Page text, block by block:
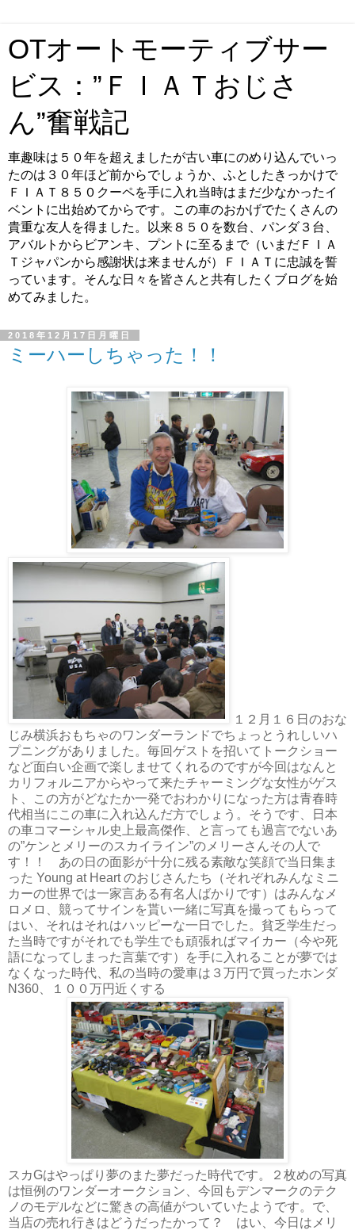
OTオートモーティブサー
ビス：”ＦＩＡＴおじさ
ん”奮戦記
車趣味は５０年を超えましたが古い車にのめり込んでいっ
たのは３０年ほど前からでしょうか、ふとしたきっかけで
ＦＩＡＴ８５０クーペを手に入れ当時はまだ少なかったイ
ベントに出始めてからです。この車のおかげでたくさんの
貴重な友人を得ました。以来８５０を数台、パンダ３台、
アバルトからビアンキ、プントに至るまで（いまだＦＩＡ
Ｔジャパンから感謝状は来ませんが）ＦＩＡＴに忠誠を誓
っています。そんな日々を皆さんと共有したくブログを始
めてみました。
2018年12月17日月曜日
ミーハーしちゃった！！
１２月１６日のおな
じみ横浜おもちゃのワンダーランドでちょっとうれしいハ
プニングがありました。毎回ゲストを招いてトークショー
など面白い企画で楽しませてくれるのですが今回はなんと
カリフォルニアからやって来たチャーミングな女性がゲス
ト、この方がどなたか一発でおわかりになった方は青春時
代相当にこの車に入れ込んだ方でしょう。そうです、日本
の車コマーシャル史上最高傑作、と言っても過言でないあ
の”ケンとメリーのスカイライン”のメリーさんその人で
す！！ あの日の面影が十分に残る素敵な笑顔で当日集ま
った Young at Heart のおじさんたち（それぞれみんなミニ
カーの世界では一家言ある有名人ばかりです）はみんなメ
ロメロ、競ってサインを貰い一緒に写真を撮ってもらって
はい、それはそれはハッピーな一日でした。貧乏学生だっ
た当時ですがそれでも学生でも頑張ればマイカー（今や死
語になってしまった言葉です）を手に入れることが夢では
なくなった時代、私の当時の愛車は３万円で買ったホンダ
N360、１００万円近くする
スカGはやっぱり夢のまた夢だった時代です。２枚めの写真
は恒例のワンダーオークション、今回もデンマークのテク
ノのモデルなどに驚きの高値がついていたようです。で、
当店の売れ行きはどうだったかって？ はい、今日はメリ